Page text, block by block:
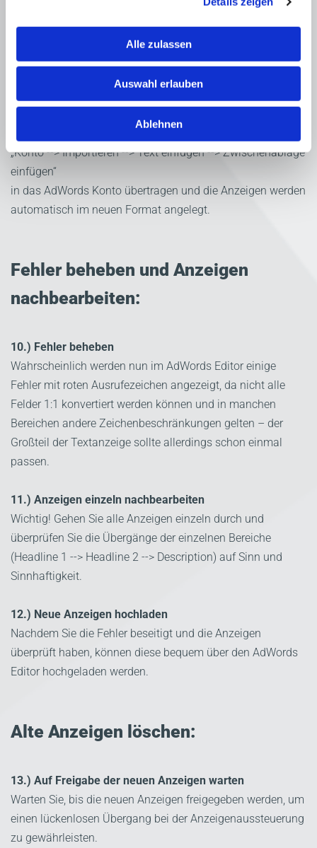
Alle zulassen
Auswahl erlauben
Ablehnen
„Config.“ vergebene Wert in die Headline 2 eingefügt wird.
„Konto --> Importieren --> Text einfügen --> Zwischenablage
einfügen“
in das AdWords Konto übertragen und die Anzeigen werden
automatisch im neuen Format angelegt.
Fehler beheben und Anzeigen
nachbearbeiten:
10.) Fehler beheben
Wahrscheinlich werden nun im AdWords Editor einige
Fehler mit roten Ausrufezeichen angezeigt, da nicht alle
Felder 1:1 konvertiert werden können und in manchen
Bereichen andere Zeichenbeschränkungen gelten – der
Großteil der Textanzeige sollte allerdings schon einmal
passen.
11.) Anzeigen einzeln nachbearbeiten
Wichtig! Gehen Sie alle Anzeigen einzeln durch und
überprüfen Sie die Übergänge der einzelnen Bereiche
(Headline 1 --> Headline 2 --> Description) auf Sinn und
Sinnhaftigkeit.
12.) Neue Anzeigen hochladen
Nachdem Sie die Fehler beseitigt und die Anzeigen
überprüft haben, können diese bequem über den AdWords
Editor hochgeladen werden.
Alte Anzeigen löschen:
13.) Auf Freigabe der neuen Anzeigen warten
Warten Sie, bis die neuen Anzeigen freigegeben werden, um
einen lückenlosen Übergang bei der Anzeigenaussteuerung
zu gewährleisten.